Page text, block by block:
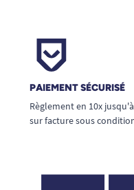
PAIEMENT SÉCURISÉ
Règlement en 10x
sur facture sous